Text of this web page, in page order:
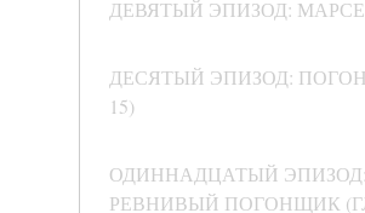
ДЕВЯТЫЙ ЭПИЗОД:
ДЕСЯТЫЙ ЭПИЗОД:
15)
ОДИННАДЦАТЫЙ ЭПИЗОД:
РЕВНИВЫЙ ПОГОНЩИК